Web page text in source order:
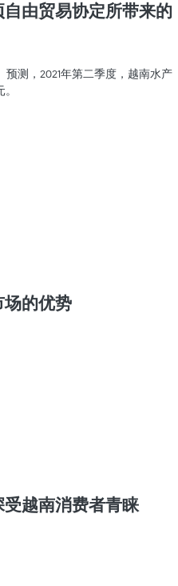
由贸易协定所带来的
预测，2021年第二季度，越南水产
的优势
越南消费者青睐